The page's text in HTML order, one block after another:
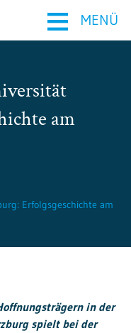
≡ MENÜ
am
Erfolgsgeschichte am
in der
spielt bei der